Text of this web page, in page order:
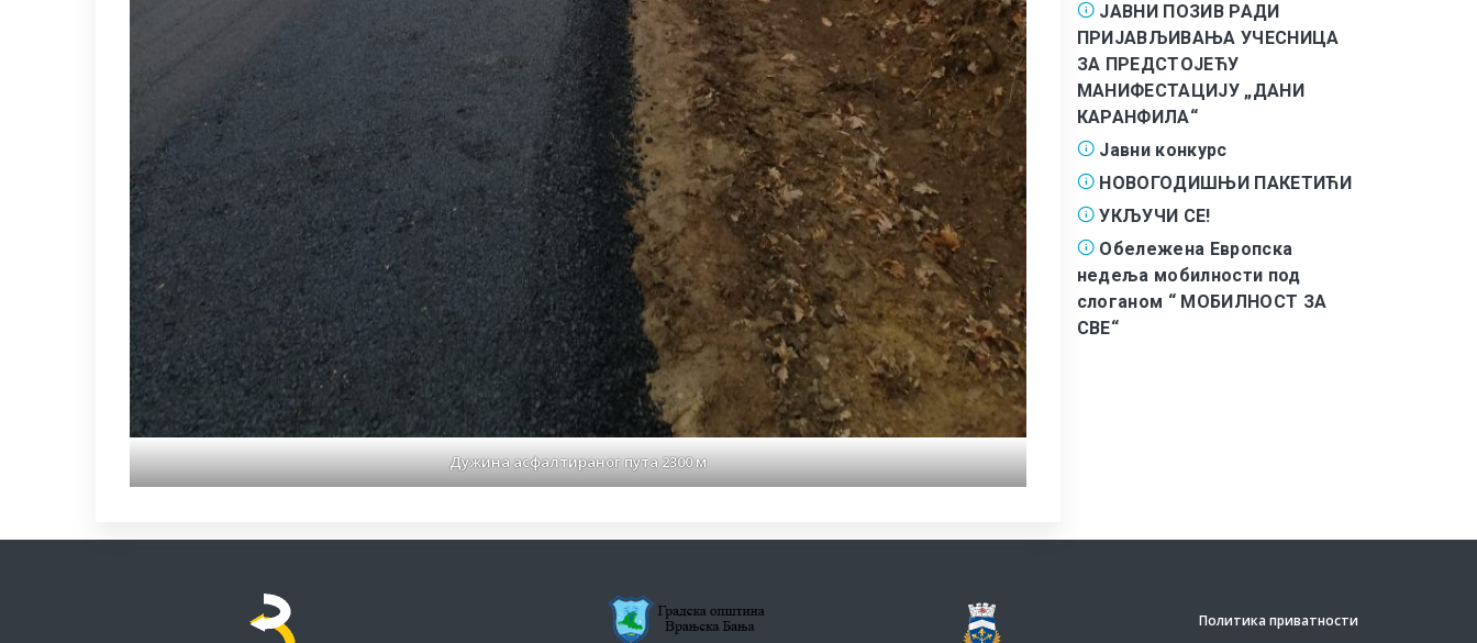
Дужина асфалтираног пута 2300 м
ЈАВНИ ПОЗИВ РАДИ
ПРИЈАВЉИВАЊА УЧЕСНИЦА
ЗА ПРЕДСТОЈЕЋУ
МАНИФЕСТАЦИЈУ „ДАНИ
КАРАНФИЛА“
Јавни конкурс
НОВОГОДИШЊИ ПАКЕТИЋИ
УКЉУЧИ СЕ!
Обележена Европска
недеља мобилности под
слоганом “ МОБИЛНОСТ ЗА
СВЕ“
Политика приватности